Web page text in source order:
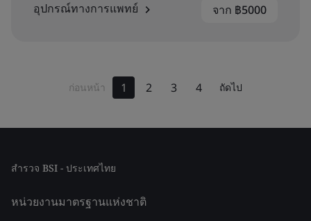
อุปกรณ์ทางการแพทย์ จาก ฿5000
ก่อนหน้า 1 2 3 4 ถัดไป
สำรวจ BSI - ประเทศไทย
หน่วยงานมาตรฐานแห่งชาติ